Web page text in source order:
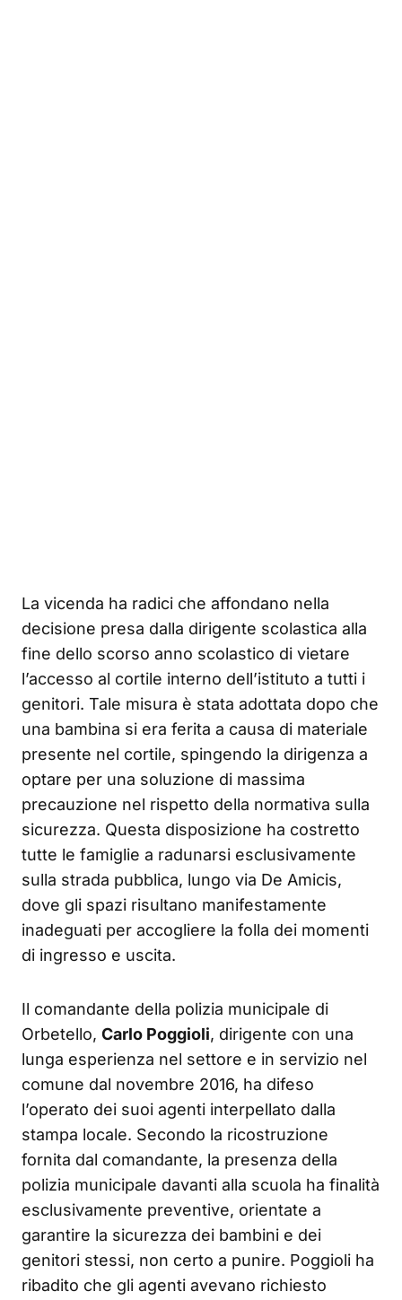
La vicenda ha radici che affondano nella
decisione presa dalla dirigente scolastica alla
fine dello scorso anno scolastico di vietare
l’accesso al cortile interno dell’istituto a tutti i
genitori. Tale misura è stata adottata dopo che
una bambina si era ferita a causa di materiale
presente nel cortile, spingendo la dirigenza a
optare per una soluzione di massima
precauzione nel rispetto della normativa sulla
sicurezza. Questa disposizione ha costretto
tutte le famiglie a radunarsi esclusivamente
sulla strada pubblica, lungo via De Amicis,
dove gli spazi risultano manifestamente
inadeguati per accogliere la folla dei momenti
di ingresso e uscita.
Il comandante della polizia municipale di
Orbetello, Carlo Poggioli, dirigente con una
lunga esperienza nel settore e in servizio nel
comune dal novembre 2016, ha difeso
l’operato dei suoi agenti interpellato dalla
stampa locale. Secondo la ricostruzione
fornita dal comandante, la presenza della
polizia municipale davanti alla scuola ha finalità
esclusivamente preventive, orientate a
garantire la sicurezza dei bambini e dei
genitori stessi, non certo a punire. Poggioli ha
ribadito che gli agenti avevano richiesto